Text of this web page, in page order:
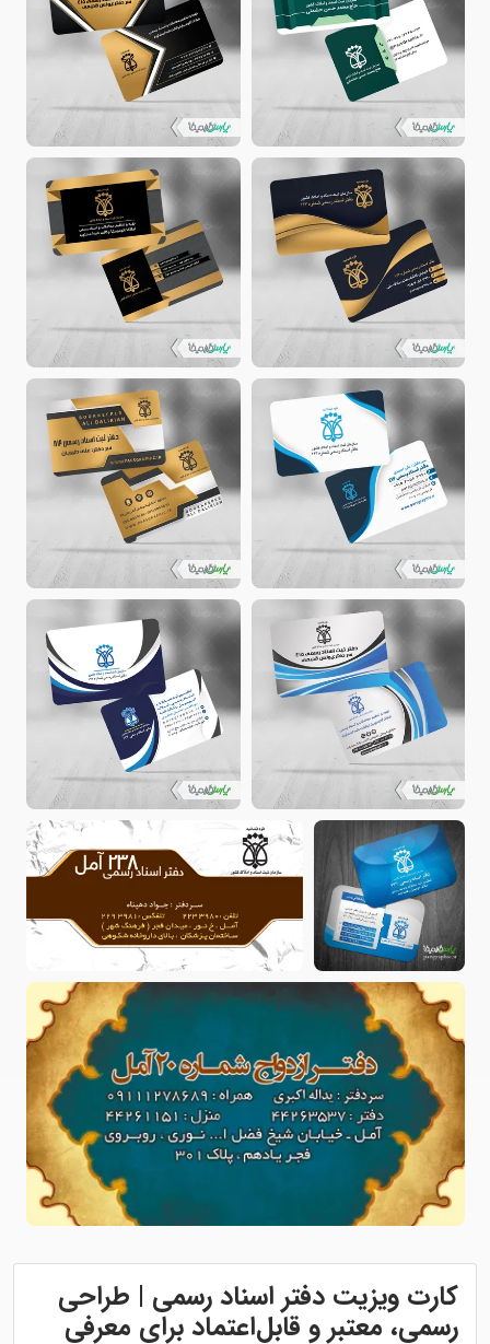
کارت ویزیت دفتر اسناد رسمی | طراحی
رسمی، معتبر و قابل‌اعتماد برای معرفی